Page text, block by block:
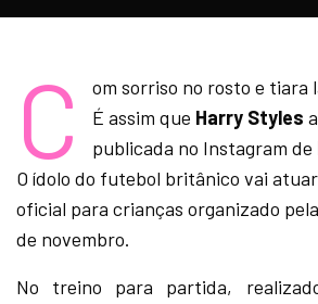
C
om sorriso no rosto e tiara
É assim que Harry Styles
publicada no Instagram de
O ídolo do futebol britânico vai
oficial para crianças organizado
de novembro.
No treino para partida,